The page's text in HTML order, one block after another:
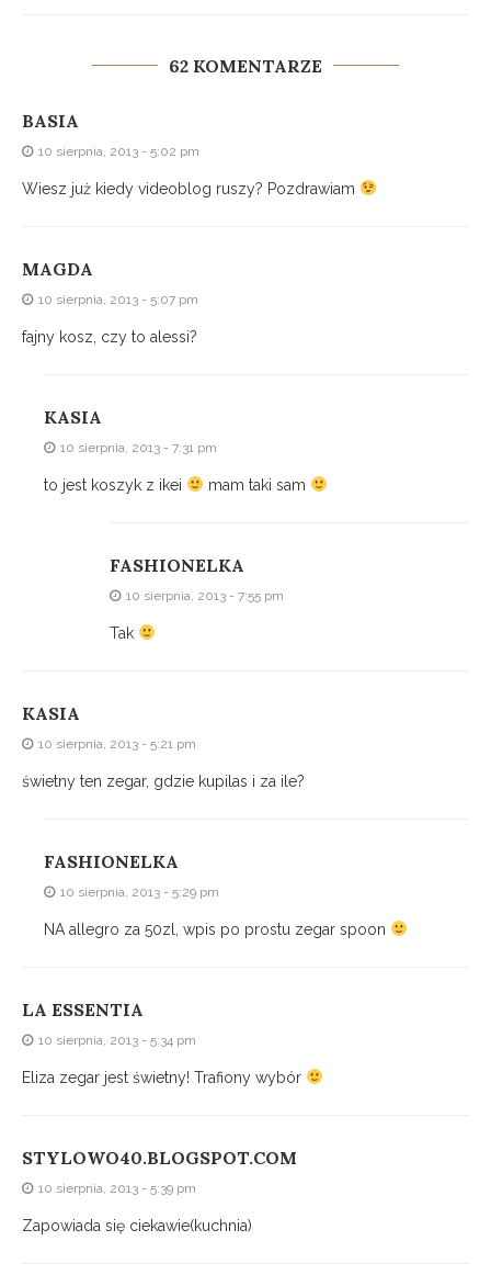
62 KOMENTARZE
BASIA
10 sierpnia, 2013 - 5:02 pm
Wiesz już kiedy videoblog ruszy? Pozdrawiam
MAGDA
10 sierpnia, 2013 - 5:07 pm
fajny kosz, czy to alessi?
KASIA
10 sierpnia, 2013 - 7:31 pm
to jest koszyk z ikei mam taki sam
FASHIONELKA
10 sierpnia, 2013 - 7:55 pm
Tak
KASIA
10 sierpnia, 2013 - 5:21 pm
świetny ten zegar, gdzie kupilas i za ile?
FASHIONELKA
10 sierpnia, 2013 - 5:29 pm
NA allegro za 50zl, wpis po prostu zegar spoon
LA ESSENTIA
10 sierpnia, 2013 - 5:34 pm
Eliza zegar jest świetny! Trafiony wybór
STYLOWO40.BLOGSPOT.COM
10 sierpnia, 2013 - 5:39 pm
Zapowiada się ciekawie(kuchnia)